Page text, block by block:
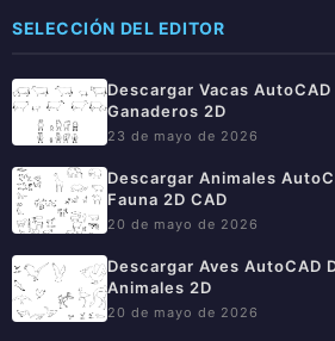
SELECCIÓN DEL EDITOR
Descargar Vacas
Ganaderos 2D
23 de mayo de 2026
Descargar Animales
Fauna 2D CAD
20 de mayo de 2026
Descargar Aves AutoCAD
Animales 2D
20 de mayo de 2026